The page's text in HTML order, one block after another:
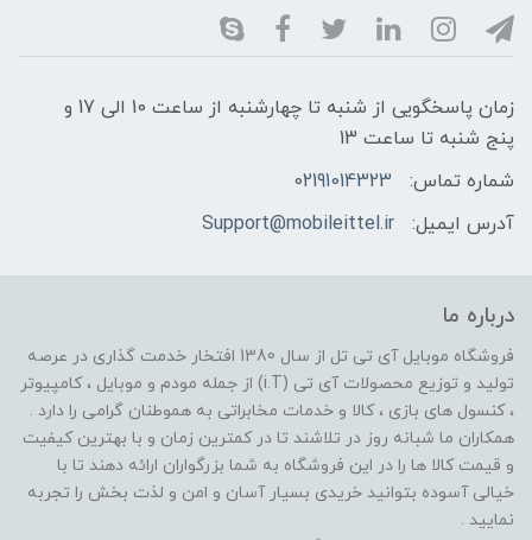
زمان پاسخگویی از شنبه تا چهارشنبه از ساعت 10 الی 17 و
پنج شنبه تا ساعت 13
شماره تماس:
02191014323
آدرس ایمیل:
Support@mobileittel.ir
درباره ما
فروشگاه موبایل آی تی تل از سال 1380 افتخار خدمت گذاری در عرصه
تولید و توزیع محصولات آی تی (i.T) از جمله مودم و موبایل ، کامپیوتر
، کنسول های بازی ، کالا و خدمات مخابراتی به هموطنان گرامی را دارد .
همکاران ما شبانه روز در تلاشند تا در کمترین زمان و با بهترین کیفیت
و قیمت کالا ها را در این فروشگاه به شما بزرگواران ارائه دهند تا با
خیالی آسوده بتوانید خریدی بسیار آسان و امن و لذت بخش را تجربه
نمایید .